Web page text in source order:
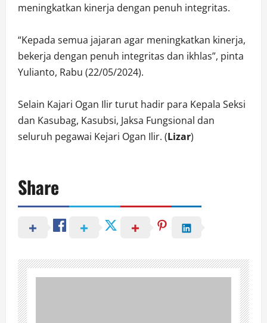
meningkatkan kinerja dengan penuh integritas.
“Kepada semua jajaran agar meningkatkan kinerja,
bekerja dengan penuh integritas dan ikhlas”, pinta
Yulianto, Rabu (22/05/2024).
Selain Kajari Ogan Ilir turut hadir para Kepala Seksi
dan Kasubag, Kasubsi, Jaksa Fungsional dan
seluruh pegawai Kejari Ogan Ilir. (Lizar)
Share